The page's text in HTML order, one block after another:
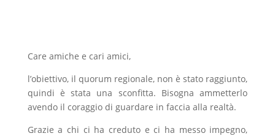
Care amiche e cari amici,
l’obiettivo, il quorum regionale, non è stato raggiunto,
quindi è stata una sconfitta. Bisogna ammetterlo
avendo il coraggio di guardare in faccia alla realtà.
Grazie a chi ci ha creduto e ci ha messo impegno,